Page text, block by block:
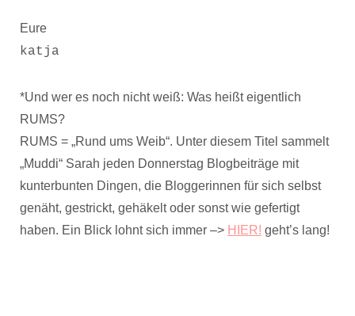
Eure
katja
*Und wer es noch nicht weiß: Was heißt eigentlich
RUMS?
RUMS = „Rund ums Weib“. Unter diesem Titel sammelt
„Muddi“ Sarah jeden Donnerstag Blogbeiträge mit
kunterbunten Dingen, die Bloggerinnen für sich selbst
genäht, gestrickt, gehäkelt oder sonst wie gefertigt
haben. Ein Blick lohnt sich immer –> HIER! geht’s lang!